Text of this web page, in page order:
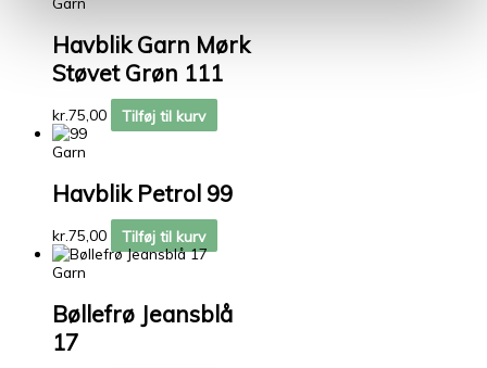
Havblik Garn Mørk
Støvet Grøn 111
kr.75,00
Tilføj til kurv
Garn
Havblik Petrol 99
kr.75,00
Tilføj til kurv
Garn
Bøllefrø Jeansblå
17